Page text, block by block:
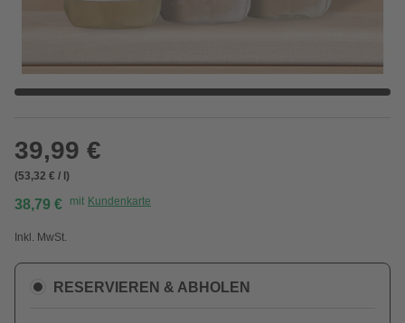
39,99 €
(53,32 € / l)
38,79 € mit Kundenkarte
Inkl. MwSt.
RESERVIEREN & ABHOLEN